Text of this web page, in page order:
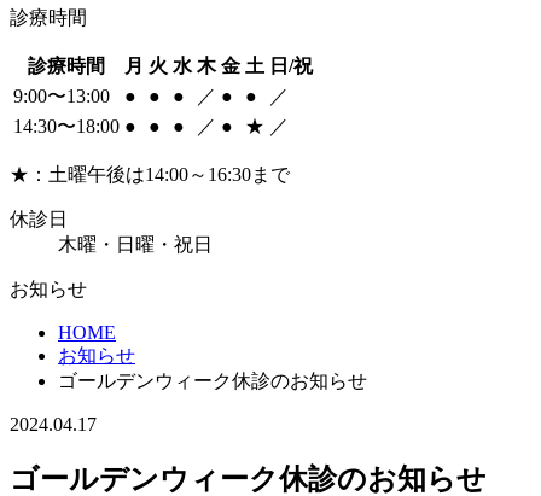
診療時間
診療時間 月 火 水 木 金 土 日/祝
9:00〜13:00
● ● ● ／ ● ●
／
14:30〜18:00 ● ● ● ／ ● ★ ／
★：土曜午後は14:00～16:30まで
休診日
木曜・日曜・祝日
お知らせ
HOME
お知らせ
ゴールデンウィーク休診のお知らせ
2024.04.17
ゴールデンウィーク休診のお知らせ